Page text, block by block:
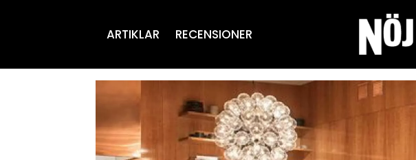
ARTIKLAR RECENSIONER